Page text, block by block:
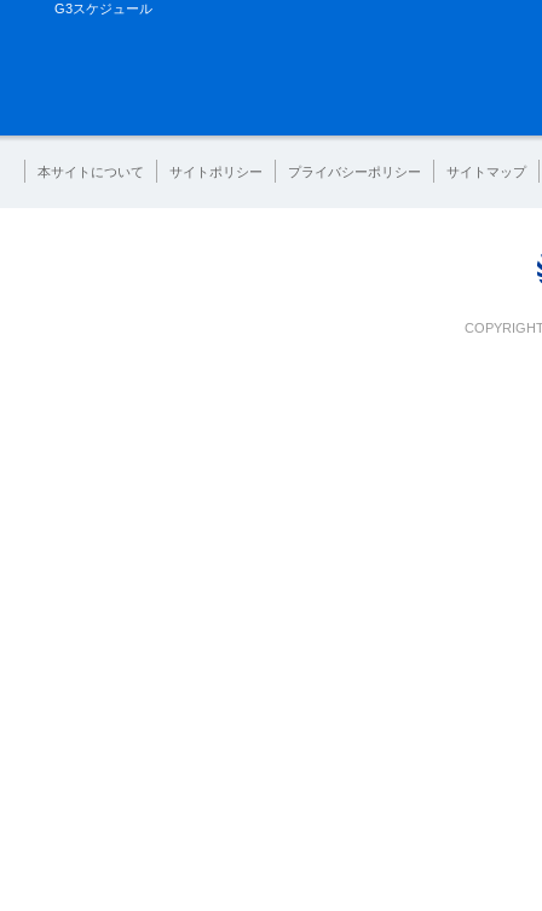
G3スケジュール
本サイトについて サイトポリシー プライバシーポリシー サイトマップ